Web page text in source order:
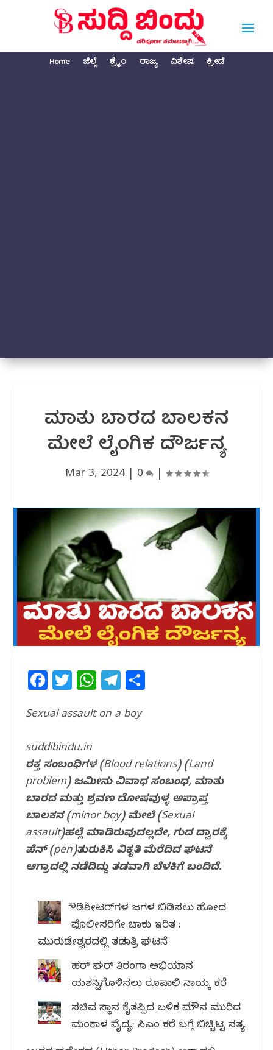
Home ಜಿಲ್ಲೆ ಕ್ರೈಂ ರಾಜ್ಯ ವಿಶೇಷ ಕ್ರೀಡೆ
ಮಾತು ಬಾರದ ಬಾಲಕನ
ಮೇಲೆ ಲೈಂಗಿಕ ದೌರ್ಜನ್ಯ
Mar 3, 2024| 0 |
F
c
e
b
o
o
k
T
itt
e
r
W
at
A
p
p
T
e
ra
m
Sexual assault on a boy
suddibindu.in
ರಕ್ತ ಸಂಬಂಧಿಗಳ (Blood relations) (Land
problem) ಜಮೀನು ವಿವಾಧ ಸಂಬಂಧ, ಮಾತು
ಬಾರದ ಮತ್ತು ಶ್ರವಣ ದೋಷವುಳ್ಳ ಅಪ್ರಾಪ್ತ
ಬಾಲಕನ (minor boy) ಮೇಲೆ (Sexual
assault)ಹಲ್ಲೆ ಮಾಡಿರುವುದಲ್ಲದೇ, ಗುದ ದ್ವಾರಕ್ಕೆ
ಪೆನ್ (pen)ತುರುಕಿಸಿ ವಿಕೃತಿ ಮೆರೆದಿದ ಘಟನೆ
ಆಗ್ರಾದಲ್ಲಿ ನಡೆದಿದ್ದು ತಡವಾಗಿ ಬೆಳಕಿಗೆ ಬಂದಿದೆ.
ರೌಡಿಶೀಟರ್‌ಗಳ ಜಗಳ ಬಿಡಿಸಲು ಹೋದ
ಪೊಲೀಸರಿಗೇ ಚಾಕು ಇರಿತ :
ಮುರುಡೇಶ್ವರದಲ್ಲಿ ತಡರಾತ್ರಿ ಘಟನೆ
ಹರ್ ಘರ್ ತಿರಂಗಾ ಅಭಿಯಾನ
ಯಶಸ್ವಿಗೊಳಿಸಲು ರೂಪಾಲಿ ನಾಯ್ಕ ಕರೆ
ಸಚಿವ ಸ್ಥಾನ ಕೈತಪ್ಪಿದ ಬಳಿಕ ಮೌನ ಮುರಿದ
ಮಂಕಾಳ ವೈದ್ಯ; ಸಿಎಂ ಕರೆ ಬಗ್ಗೆ ಬಿಚ್ಚಿಟ್ಟ ಸತ್ಯ